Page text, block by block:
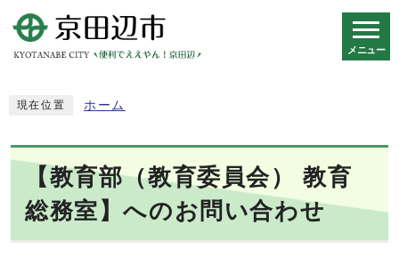
メニュー
現在位置 ホーム
【教育部（教育委員会） 教育
総務室】へのお問い合わせ